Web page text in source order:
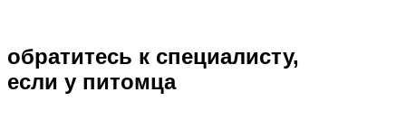
обратитесь к специалисту,
если у питомца